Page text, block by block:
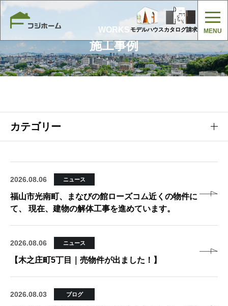
モデルハウスカタログ請求
WORKS
施工事例
カテゴリー
2026.08.06 ニュース
福山市光南町、まなびの館ローズコム近くの物件に
て、 現在、建物の解体工事を進めています。
2026.08.06 ニュース
【木之庄町5丁目｜売物件が出ました！】
2026.08.03 ブログ